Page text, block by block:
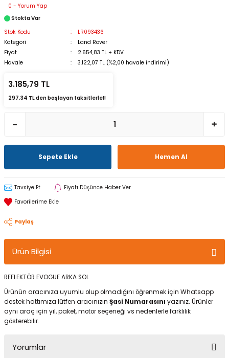
0 - Yorum Yap
Stokta Var
Stok Kodu
LR093436
Kategori
Land Rover
Fiyat
2.654,83 TL + KDV
Havale
3.122,07 TL (%2,00 havale indirimi)
3.185,79 TL
297,34 TL den başlayan taksitlerle!!
Sepete Ekle Hemen Al
Tavsiye Et Fiyatı Düşünce Haber Ver
Paylaş
Ürün Bilgisi
REFLEKTÖR EVOGUE ARKA SOL
Ürünün aracınıza uyumlu olup olmadığını öğrenmek için Whatsapp
destek hattımıza lütfen aracınızın Şasi Numarasını yazınız. Ürünler
aynı araç için yıl, paket, motor seçeneği vs nedenlerle farklılık
gösterebilir.
Yorumlar